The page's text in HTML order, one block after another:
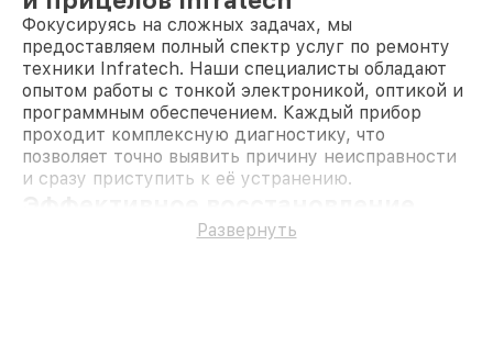
Фокусируясь на сложных задачах, мы
предоставляем полный спектр услуг по ремонту
техники Infratech. Наши специалисты обладают
опытом работы с тонкой электроникой, оптикой и
программным обеспечением. Каждый прибор
проходит комплексную диагностику, что
позволяет точно выявить причину неисправности
и сразу приступить к её устранению.
техники в КазаниРазвернуть